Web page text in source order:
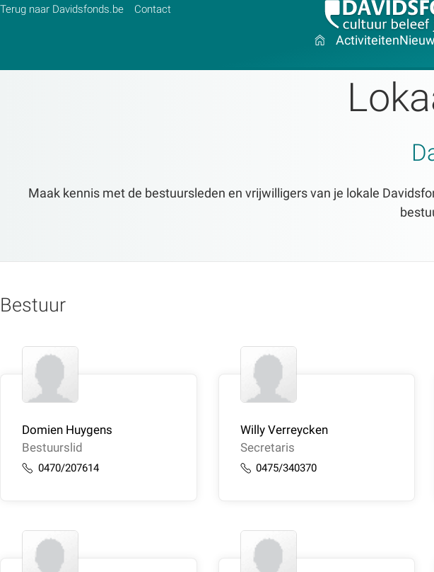
Terug naar Davidsfonds.be Contact
Activiteiten
Maak kennis met de bestuursleden en vrijwilligers van je lokale
Bestuur
Domien Huygens
Bestuurslid
0470/207614
Willy Verreycken
Secretaris
0475/340370